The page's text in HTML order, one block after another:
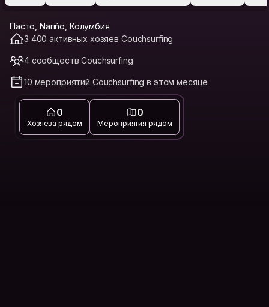
Пасто, Nariño, Колумбия
3 400 активных хозяев Couchsurfing
4 сообществ Couchsurfing
10 мероприятий Couchsurfing в этом месяце
0
Хозяева рядом
0
Мероприятия рядом